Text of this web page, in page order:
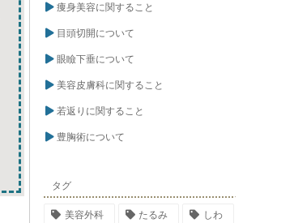
痩身美容に関すること
目頭切開について
眼瞼下垂について
美容皮膚科に関すること
若返りに関すること
豊胸術について
タグ
美容外科 たるみ しわ